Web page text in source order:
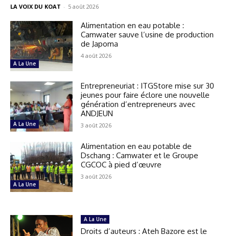
LA VOIX DU KOAT - 5 août 2026
A La Une
Alimentation en eau potable :
Camwater sauve l’usine de production
de Japoma
4 août 2026
A La Une
Entrepreneuriat : ITGStore mise sur 30
jeunes pour faire éclore une nouvelle
génération d’entrepreneurs avec
ANDJEUN
3 août 2026
A La Une
Alimentation en eau potable de
Dschang : Camwater et le Groupe
CGCOC à pied d’œuvre
3 août 2026
A La Une
Droits d’auteurs : Ateh Bazore est le